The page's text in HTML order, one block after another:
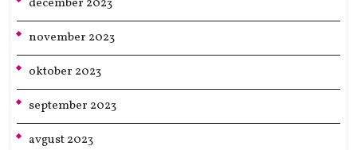
december 2023
november 2023
oktober 2023
september 2023
avgust 2023